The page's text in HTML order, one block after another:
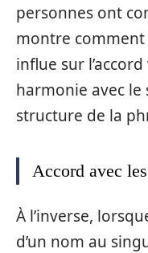
personnes ont
montre comment
influe sur
harmonie avec
structure de la
Accord avec
À l’inverse,
d’un nom au